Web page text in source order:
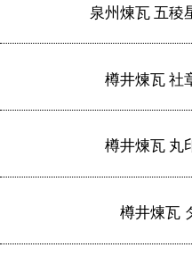
泉州煉瓦 五稜
樽井煉瓦 社
樽井煉瓦 丸
樽井煉瓦